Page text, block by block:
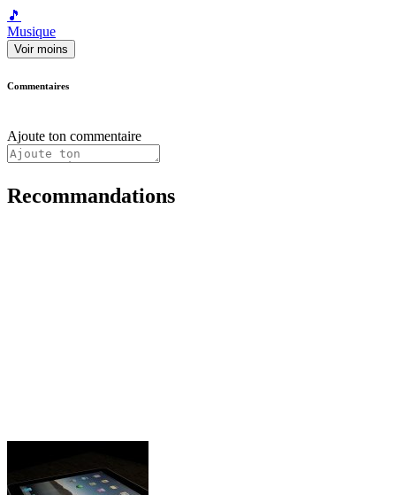
🎵
Musique
Voir moins
Commentaires
Ajoute ton commentaire
Recommandations